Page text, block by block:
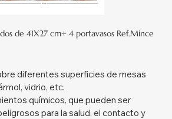
de 41X27 cm+ 4 portavasos Ref.Mince
diferentes superficies de mesas
vidrio, etc.
químicos, que pueden ser
para la salud, el contacto y